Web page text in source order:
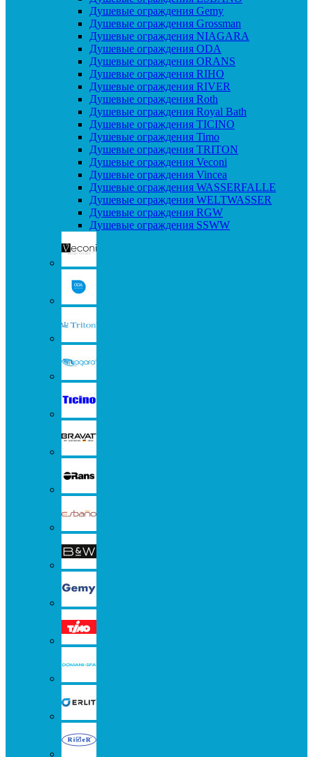
Душевые ограждения Gemy
Душевые ограждения Grossman
Душевые ограждения NIAGARA
Душевые ограждения ODA
Душевые ограждения ORANS
Душевые ограждения RIHO
Душевые ограждения RIVER
Душевые ограждения Roth
Душевые ограждения Royal Bath
Душевые ограждения TICINO
Душевые ограждения Timo
Душевые ограждения TRITON
Душевые ограждения Veconi
Душевые ограждения Vincea
Душевые ограждения WASSERFALLE
Душевые ограждения WELTWASSER
Душевые ограждения RGW
Душевые ограждения SSWW